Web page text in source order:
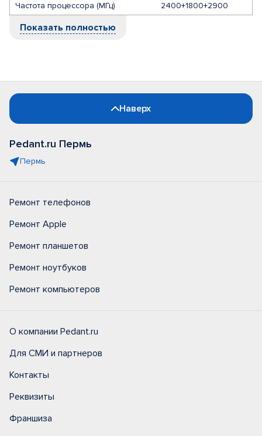
Частота процессора (МГц)
2400+1800+2900
Показать полностью
Наверх
Pedant.ru Пермь
Пермь
Ремонт телефонов
Ремонт Apple
Ремонт планшетов
Ремонт ноутбуков
Ремонт компьютеров
О компании Pedant.ru
Для СМИ и партнеров
Контакты
Реквизиты
Франшиза